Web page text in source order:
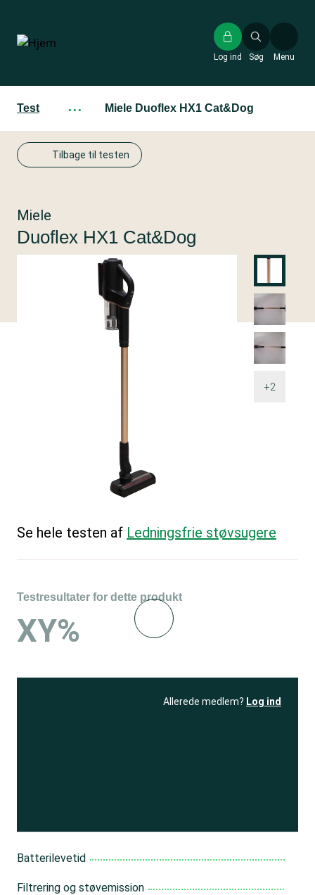
hovedindhold
Søg
Log ind Menu
Test ··· Miele Duoflex HX1 Cat&Dog
Tilbage til testen
+2
Miele
Duoflex HX1 Cat&Dog
Se hele testen af Ledningsfrie støvsugere
Testresultater for dette produkt
XY%
Allerede medlem? Log ind
Batterilevetid
Filtrering og støvemission